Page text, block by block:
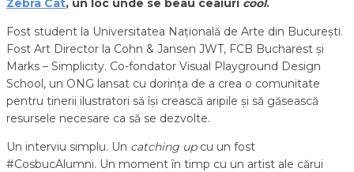
Zebra Cat, un loc unde se beau ceaiuri cool.
Fost student la Universitatea Națională de Arte din București.
Fost Art Director la Cohn & Jansen JWT, FCB Bucharest și
Marks – Simplicity. Co-fondator Visual Playground Design
School, un ONG lansat cu dorința de a crea o comunitate
pentru tinerii ilustratori să își crească aripile și să găsească
resursele necesare ca să se dezvolte.
Un interviu simplu. Un catching upcu un fost
#CosbucAlumni. Un moment în timp cu un artist ale cărui